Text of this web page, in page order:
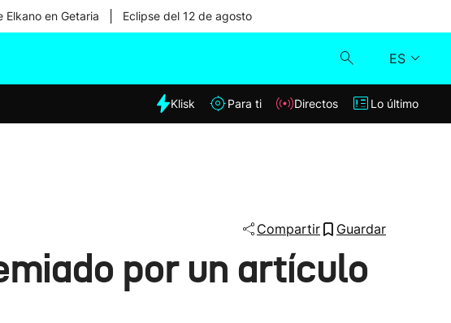
Elkano en Getaria Eclipse del 12 de agosto
ES
Klisk
Lo último
Klisk Para ti Directos Lo último
Compartir Guardar
por un artículo